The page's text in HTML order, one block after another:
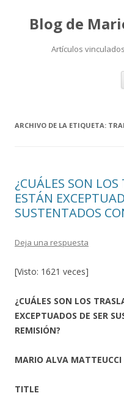
Blog de
Artículos
ARCHIVO DE LA ETIQUETA:
¿CUÁLES SON
ESTÁN
SUSTENTADOS
Deja una respuesta
[Visto: 1621 veces]
¿CUÁLES SON LOS
EXCEPTUADOS DE SER
REMISIÓN?
MARIO ALVA MATTEUCCI
TITLE